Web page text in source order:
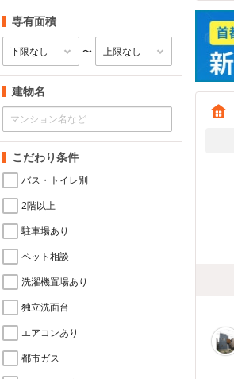
専有面積
〜
建物名
こだわり条件
バス・トイレ別
2階以上
駐車場あり
ペット相談
洗濯機置場あり
独立洗面台
エアコンあり
都市ガス